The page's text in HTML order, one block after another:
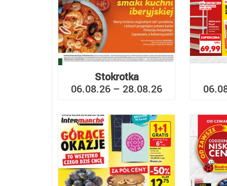
Stokrotka
06.08.26 – 28.08.26